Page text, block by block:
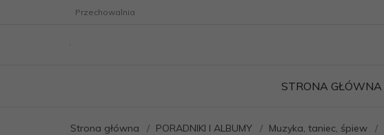
Przechowalnia
STRONA GŁÓWNA
Strona główna PORADNIKI I ALBUMY Muzyka, taniec, śpiew